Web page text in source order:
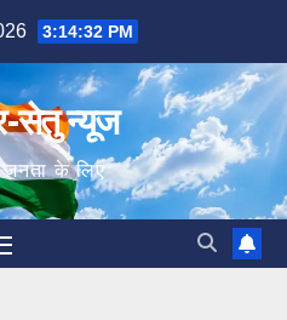
3:14:34 PM
सेतु न्यूज
के लिए